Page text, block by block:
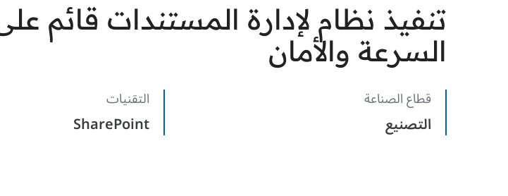
السرعة والأمان
قطاع الصناعة
التصنيع
التقنيات
SharePoint